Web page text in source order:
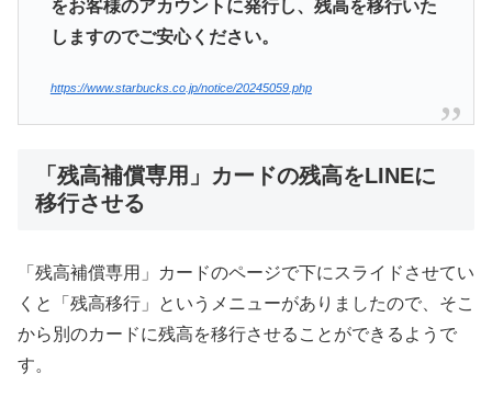
をお客様のアカウントに発行し、残高を移行いた
しますのでご安心ください。
https://www.starbucks.co.jp/notice/20245059.php
「残高補償専用」カードの残高をLINEに
移行させる
「残高補償専用」カードのページで下にスライドさせてい
くと「残高移行」というメニューがありましたので、そこ
から別のカードに残高を移行させることができるようで
す。